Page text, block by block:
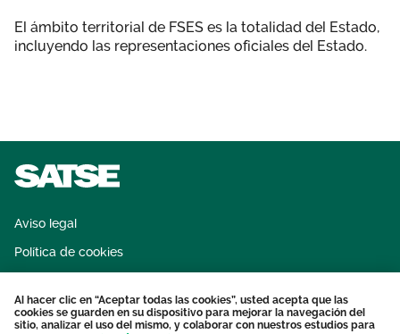
El ámbito territorial de FSES es la totalidad del Estado,
incluyendo las representaciones oficiales del Estado.
Aviso legal
Política de cookies
Protección datos personales
Al hacer clic en “Aceptar todas las cookies”, usted acepta que las
cookies se guarden en su dispositivo para mejorar la navegación del
sitio, analizar el uso del mismo, y colaborar con nuestros estudios para